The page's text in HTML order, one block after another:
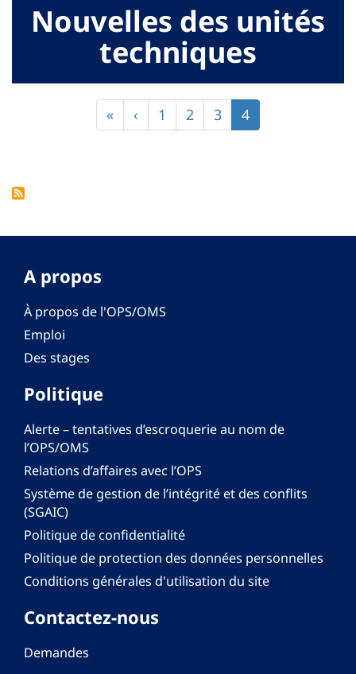
Nouvelles des unités
techniques
Première
page
«
Page
précédente
‹ Page
1 Page
2 Page
3
Page
courante
4
A propos
À propos de l'OPS/OMS
Emploi
Des stages
Politique
Alerte – tentatives d’escroquerie au nom de
l’OPS/OMS
Relations d’affaires avec l’OPS
Système de gestion de l’intégrité et des conflits
(SGAIC)
Politique de confidentialité
Politique de protection des données personnelles
Conditions générales d'utilisation du site
Contactez-nous
Demandes